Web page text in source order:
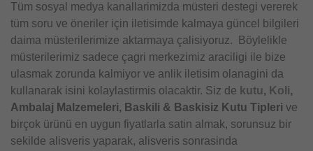
Tüm sosyal medya kanallarimizda müsteri destegi vererek
tüm soru ve öneriler için iletisimde kalmaya güncel bilgileri
daima müsterilerimize aktarmaya çalisiyoruz. Böylelikle
müsterilerimiz sadece çagri merkezimiz araciligi ile bize
ulasmak zorunda kalmiyor ve anlik iletisim olanagini da
kullanarak isini kolaylastirmis olacaktir. Siz de kutu, Koli,
Ambalaj Malzemeleri, Baskili & Baskisiz Kutu Tipleri ve
birçok ürünü en uygun fiyatlarla satin almak, sorunsuz bir
sekilde alisveris yaparak, alisveris sonrasinda